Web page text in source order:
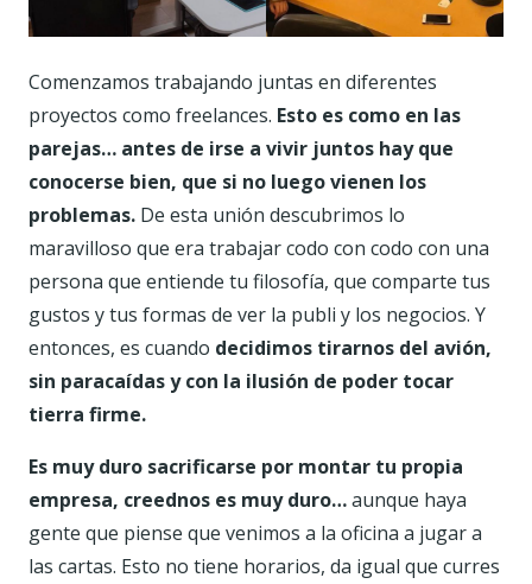
Comenzamos trabajando juntas en diferentes
proyectos como freelances. Esto es como en las
parejas… antes de irse a vivir juntos hay que
conocerse bien, que si no luego vienen los
problemas. De esta unión descubrimos lo
maravilloso que era trabajar codo con codo con una
persona que entiende tu filosofía, que comparte tus
gustos y tus formas de ver la publi y los negocios. Y
entonces, es cuando decidimos tirarnos del avión,
sin paracaídas y con la ilusión de poder tocar
tierra firme.
Es muy duro sacrificarse por montar tu propia
empresa, creednos es muy duro…aunque haya
gente que piense que venimos a la oficina a jugar a
las cartas. Esto no tiene horarios, da igual que curres